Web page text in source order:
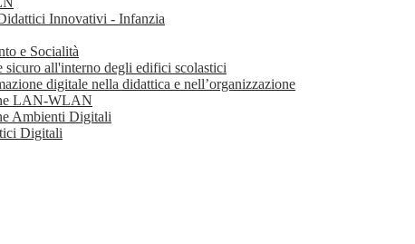
Innovativi - Infanzia
e Socialità
all'interno degli edifici scolastici
digitale nella didattica e nell’organizzazione
LAN-WLAN
Ambienti Digitali
Digitali